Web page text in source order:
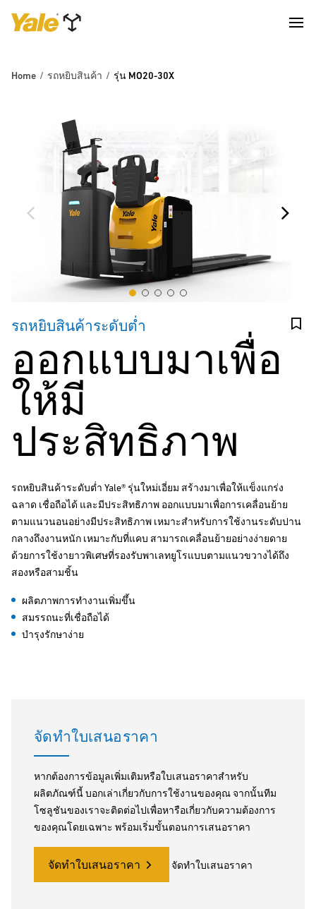
Home รถหยิบสินค้า รุ่น MO20-30X
รถหยิบสินค้าระดับต่ำ
ออกแบบมาเพื่อ
ให้มี
ประสิทธิภาพ
รถหยิบสินค้าระดับต่ำ Yale® รุ่นใหม่เอี่ยม สร้างมาเพื่อให้แข็งแกร่ง
ฉลาด เชื่อถือได้ และมีประสิทธิภาพ ออกแบบมาเพื่อการเคลื่อนย้าย
ตามแนวนอนอย่างมีประสิทธิภาพ เหมาะสำหรับการใช้งานระดับปาน
กลางถึงงานหนัก เหมาะกับที่แคบ สามารถเคลื่อนย้ายอย่างง่ายดาย
ด้วยการใช้งายาวพิเศษที่รองรับพาเลทยูโรแบบตามแนวขวางได้ถึง
สองหรือสามชิ้น
ผลิตภาพการทำงานเพิ่มขึ้น
สมรรถนะที่เชื่อถือได้
บำรุงรักษาง่าย
จัดทำใบเสนอราคา
หากต้องการข้อมูลเพิ่มเติมหรือใบเสนอราคาสำหรับ
ผลิตภัณฑ์นี้ บอกเล่าเกี่ยวกับการใช้งานของคุณ จากนั้นทีม
โซลูชันของเราจะติดต่อไปเพื่อหารือเกี่ยวกับความต้องการ
ของคุณโดยเฉพาะ พร้อมเริ่มขั้นตอนการเสนอราคา
จัดทำใบเสนอราคา จัดทำใบเสนอราคา